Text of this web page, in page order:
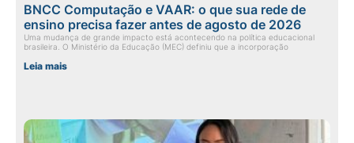
BNCC Computação e VAAR: o que sua rede de
ensino precisa fazer antes de agosto de 2026
Uma mudança de grande impacto está acontecendo na política educacional
brasileira. O Ministério da Educação (MEC) definiu que a incorporação
Leia mais